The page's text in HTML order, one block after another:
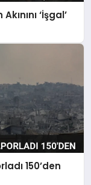
‘İşgal’
150’den